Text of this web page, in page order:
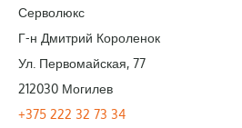
Серволюкс
Г-н Дмитрий Короленок
Ул. Первомайская, 77
212030 Могилев
+375 222 32 73 34